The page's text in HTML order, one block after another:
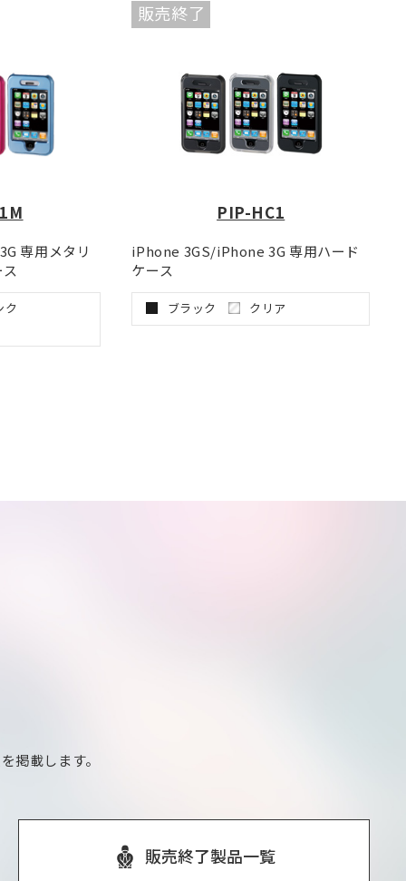
専用メタリ
ク
販売終了
PIP-HC1
iPhone 3GS/iPhone 3G 専用ハード
ケース
ブラック クリア
掲載します。
販売終了製品一覧